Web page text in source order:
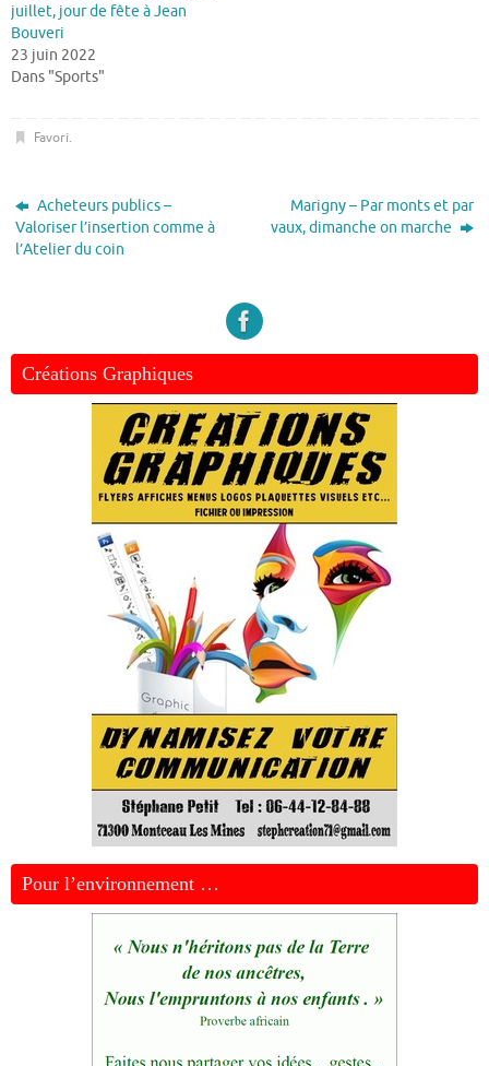
juillet, jour de fête à Jean
Bouveri
23 juin 2022
Dans "Sports"
Favori.
Acheteurs publics –
Valoriser l’insertion comme à
l’Atelier du coin
Marigny – Par monts et par
vaux, dimanche on marche
Créations Graphiques
Pour l’environnement …